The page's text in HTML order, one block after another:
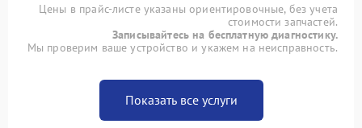
Цены в прайс-листе указаны ориентировочные, без учета
стоимости запчастей.
Записывайтесь на бесплатную диагностику.
Мы проверим ваше устройство и укажем на неисправность.
Показать все услуги